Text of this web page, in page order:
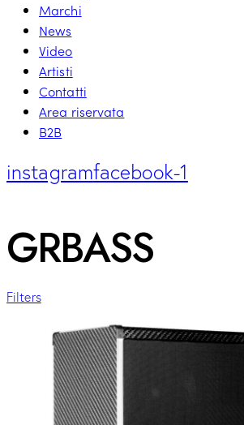
Marchi
News
Video
Artisti
Contatti
Area riservata
B2B
instagramfacebook-1
GRBASS
Filters